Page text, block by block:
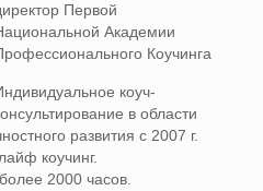
Первой
Академии
Коучинга
коуч-
в области
развития с 2007 г.
коучинг.
2000 часов.